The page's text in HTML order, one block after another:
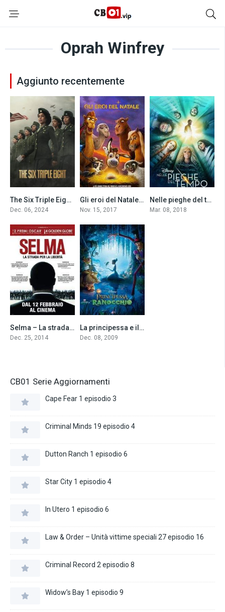
Oprah Winfrey
Aggiunto recentemente
6
The Six Triple Eight (2024)
Dec. 06, 2024
6.1Gli eroi del Natale (2017)
Nov. 15, 2017
4.2
Nelle pieghe del tempo (2018)
Mar. 08, 2018
7.5Selma – La strada per la libertà (2014)
Dec. 25, 2014
7.1La principessa e il ranocchio (2009)
Dec. 08, 2009
CB01 Serie Aggiornamenti
Cape Fear 1 episodio 3
Criminal Minds 19 episodio 4
Dutton Ranch 1 episodio 6
Star City 1 episodio 4
In Utero 1 episodio 6
Law & Order – Unità vittime speciali 27 episodio 16
Criminal Record 2 episodio 8
Widow’s Bay 1 episodio 9